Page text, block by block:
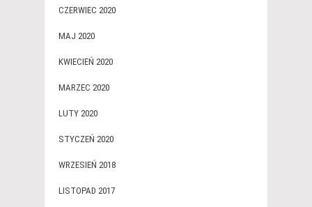
CZERWIEC 2020
MAJ 2020
KWIECIEŃ 2020
MARZEC 2020
LUTY 2020
STYCZEŃ 2020
WRZESIEŃ 2018
LISTOPAD 2017